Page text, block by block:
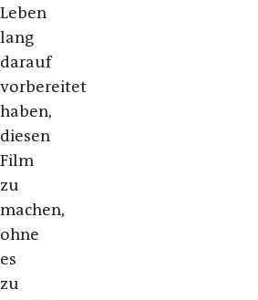
Leben
lang
darauf
vorbereitet
haben,
diesen
Film
zu
machen,
ohne
es
zu